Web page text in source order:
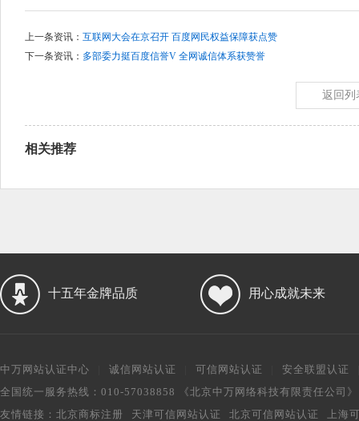
上一条资讯： 互联网大会在京召开 百度网民权益保障获点赞
下一条资讯： 多部委力挺百度信誉V 全网诚信体系获赞誉
返回列
相关推荐
十五年金牌品质 用心成就未来
中万网站认证中心 诚信网站认证 可信网站认证 安全联盟认证
全国统一服务热线：010-57038858 《北京中万网络科技有限责任公司
友情链接： 北京商标注册 天津可信网站认证 北京可信网站认证
上海